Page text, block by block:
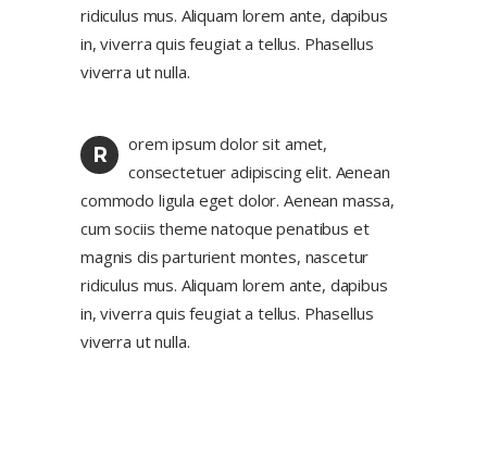
ridiculus mus. Aliquam lorem ante, dapibus
in, viverra quis feugiat a tellus. Phasellus
viverra ut nulla.
R
orem ipsum dolor sit amet,
consectetuer adipiscing elit. Aenean
commodo ligula eget dolor. Aenean massa,
cum sociis theme natoque penatibus et
magnis dis parturient montes, nascetur
ridiculus mus. Aliquam lorem ante, dapibus
in, viverra quis feugiat a tellus. Phasellus
viverra ut nulla.